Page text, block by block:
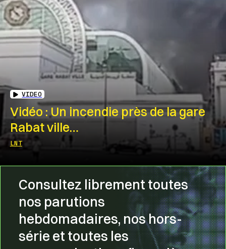
VIDEO
Vidéo : Un incendie près de la gare
Rabat ville…
LNT
Consultez librement toutes
nos parutions
hebdomadaires, nos hors-
série et toutes les